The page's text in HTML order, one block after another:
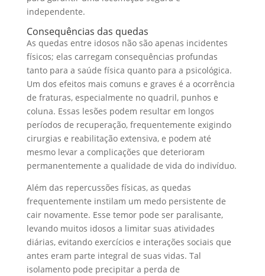
independente.
Consequências das quedas
As quedas entre idosos não são apenas incidentes
físicos; elas carregam consequências profundas
tanto para a saúde física quanto para a psicológica.
Um dos efeitos mais comuns e graves é a ocorrência
de fraturas, especialmente no quadril, punhos e
coluna. Essas lesões podem resultar em longos
períodos de recuperação, frequentemente exigindo
cirurgias e reabilitação extensiva, e podem até
mesmo levar a complicações que deterioram
permanentemente a qualidade de vida do indivíduo.
Além das repercussões físicas, as quedas
frequentemente instilam um medo persistente de
cair novamente. Esse temor pode ser paralisante,
levando muitos idosos a limitar suas atividades
diárias, evitando exercícios e interações sociais que
antes eram parte integral de suas vidas. Tal
isolamento pode precipitar a perda de